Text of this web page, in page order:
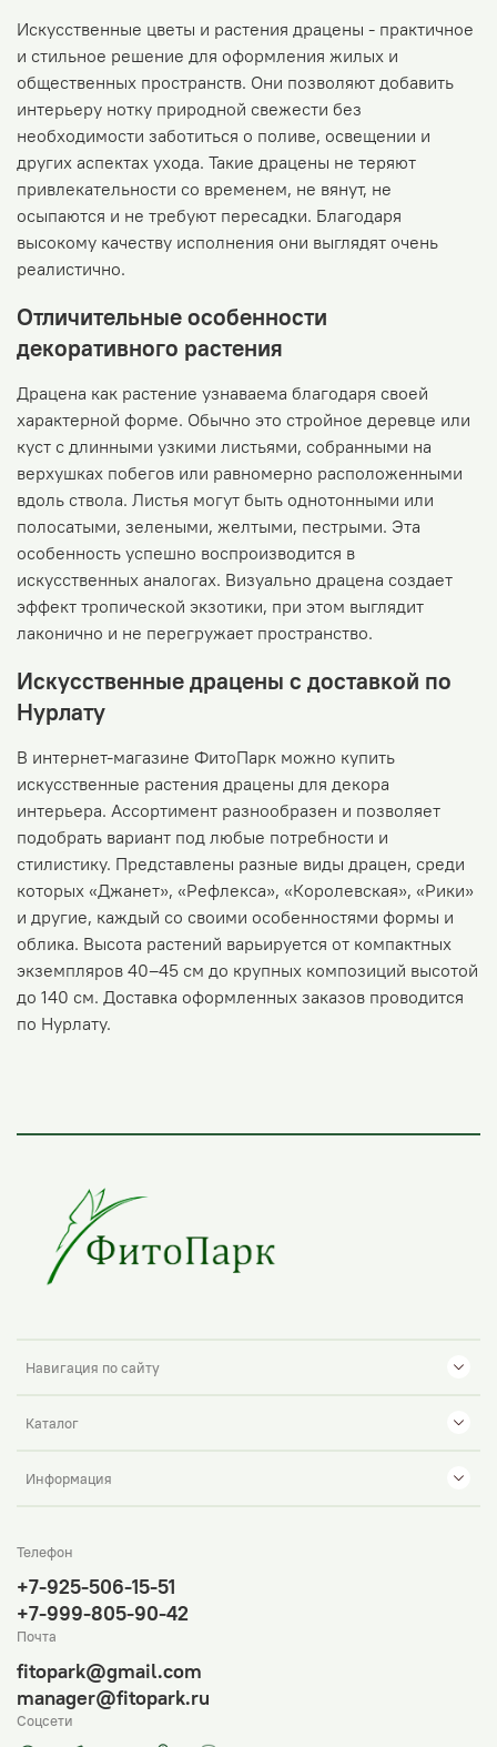
Искусственные цветы и растения драцены - практичное
и стильное решение для оформления жилых и
общественных пространств. Они позволяют добавить
интерьеру нотку природной свежести без
необходимости заботиться о поливе, освещении и
других аспектах ухода. Такие драцены не теряют
привлекательности со временем, не вянут, не
осыпаются и не требуют пересадки. Благодаря
высокому качеству исполнения они выглядят очень
реалистично.
Отличительные особенности
декоративного растения
Драцена как растение узнаваема благодаря своей
характерной форме. Обычно это стройное деревце или
куст с длинными узкими листьями, собранными на
верхушках побегов или равномерно расположенными
вдоль ствола. Листья могут быть однотонными или
полосатыми, зелеными, желтыми, пестрыми. Эта
особенность успешно воспроизводится в
искусственных аналогах. Визуально драцена создает
эффект тропической экзотики, при этом выглядит
лаконично и не перегружает пространство.
Искусственные драцены с доставкой по
Нурлату
В интернет-магазине ФитоПарк можно купить
искусственные растения драцены для декора
интерьера. Ассортимент разнообразен и позволяет
подобрать вариант под любые потребности и
стилистику. Представлены разные виды драцен, среди
которых «Джанет», «Рефлекса», «Королевская», «Рики»
и другие, каждый со своими особенностями формы и
облика. Высота растений варьируется от компактных
экземпляров 40–45 см до крупных композиций высотой
до 140 см. Доставка оформленных заказов проводится
по Нурлату.
Навигация по сайту
Каталог
Информация
Телефон
+7-925-506-15-51
+7-999-805-90-42
Почта
fitopark@gmail.com
manager@fitopark.ru
Соцсети